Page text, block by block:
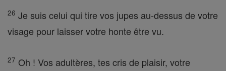
26 Je suis celui qui tire vos jupes au-dessus de votre
visage pour laisser votre honte être vu.
27 Oh ! Vos adultères, tes cris de plaisir, votre